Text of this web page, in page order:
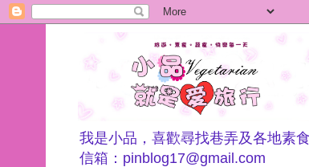
我是小品，喜歡尋找巷弄及各地素
信箱：pinblog17@gmail.com